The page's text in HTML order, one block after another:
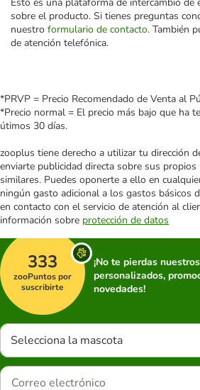
Esto es una plataforma de intercambio de
sobre el producto. Si tienes preguntas
nuestro formulario de contacto. También
de atención telefónica.
*PRVP = Precio Recomendado de Venta al
*Precio normal = El precio más bajo que ha
útimos 30 días.
zooplus tiene derecho a utilizar tu dirección
enviarte publicidad directa sobre sus
similares. Puedes oponerte a ello en
ningún gasto adicional a los gastos básicos
en contacto con el servicio de atención al
información sobre protección de datos
333
zooPuntos por
suscribirte
¡No te pierdas
personalizados,
novedades!
Selecciona la mascota